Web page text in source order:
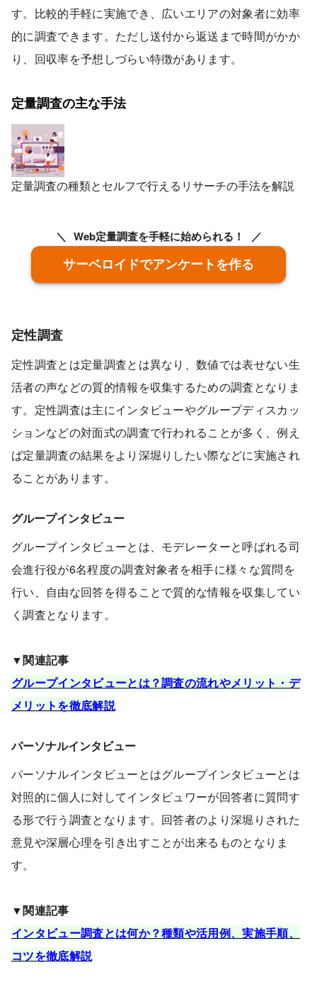
す。比較的手軽に実施でき、広いエリアの対象者に効率
的に調査できます。ただし送付から返送まで時間がかか
り、回収率を予想しづらい特徴があります。
定量調査の主な手法
定量調査の種類とセルフで行えるリサーチの手法を解説
Web定量調査を手軽に始められる！
サーベロイドでアンケートを作る
定性調査
定性調査とは定量調査とは異なり、数値では表せない生
活者の声などの質的情報を収集するための調査となりま
す。定性調査は主にインタビューやグループディスカッ
ションなどの対面式の調査で行われることが多く、例え
ば定量調査の結果をより深堀りしたい際などに実施され
ることがあります。
グループインタビュー
グループインタビューとは、モデレーターと呼ばれる司
会進行役が6名程度の調査対象者を相手に様々な質問を
行い、自由な回答を得ることで質的な情報を収集してい
く調査となります。
▼関連記事
グループインタビューとは？調査の流れやメリット・デ
メリットを徹底解説
パーソナルインタビュー
パーソナルインタビューとはグループインタビューとは
対照的に個人に対してインタビュワーが回答者に質問す
る形で行う調査となります。回答者のより深堀りされた
意見や深層心理を引き出すことが出来るものとなりま
す。
▼関連記事
インタビュー調査とは何か？種類や活用例、実施手順、
コツを徹底解説